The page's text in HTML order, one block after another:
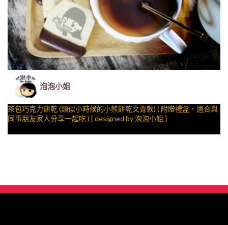
泡泡小姐
茶包巧克力餅乾 (類似小時候的小熊餅乾文青款) ( 附贈禮盒，適合與
同事朋友家人分享一起吃 ) [ designed by 泡泡小姐 ]